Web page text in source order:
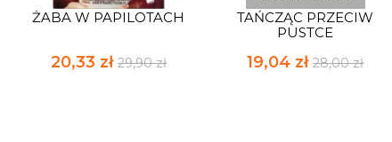
ŻABA W PAPILOTACH
20,33 zł 29,90 zł
TAŃCZĄC PRZECIW
PUSTCE
19,04 zł28,00 zł